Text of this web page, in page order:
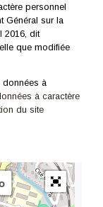
personnel
Général sur la
2016, dit
que modifiée
données à
à caractère
du site